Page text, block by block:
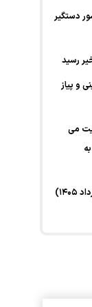
دستگیر
و پیاز
می
فیلم‌های سینمایی آخر هفته تلویزیون (۱۵ و ۱۶ مرداد ۱۴۰۵)